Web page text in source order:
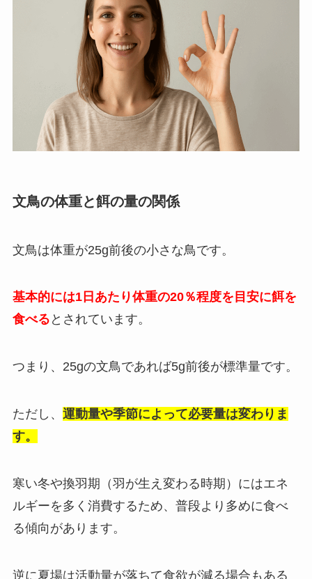
文鳥の体重と餌の量の関係
文鳥は体重が25g前後の小さな鳥です。
基本的には1日あたり体重の20％程度を目安に餌を
食べる とされています。
つまり、25gの文鳥であれば5g前後が標準量です。
ただし、 運動量や季節によって必要量は変わりま
す。
寒い冬や換羽期（羽が生え変わる時期）にはエネ
ルギーを多く消費するため、普段より多めに食べ
る傾向があります。
逆に夏場は活動量が落ちて食欲が減る場合もある